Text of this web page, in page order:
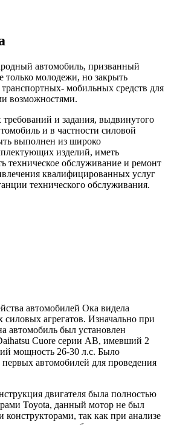
автомобиль, призванный
только молодежи, но закрыть
мобильных средств для
возможностями.
требований и задания, выдвинутого
и в частности силовой
выполнен из широко
изделий, иметь
техническое обслуживание и ремонт
квалифицированных услуг
технического обслуживания.
автомобилей Ока видела
агрегатов. Изначально при
автомобиль был установлен
Cuore серии AB, имевший 2
мощность 26-30 л.с. Было
первых автомобилей для проведения
двигателя была полностью
Toyota, данный мотор не был
конструкторами, так как при анализе